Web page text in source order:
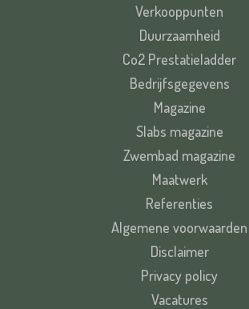
Verkooppunten
Duurzaamheid
Co2 Prestatieladder
Bedrijfsgegevens
Magazine
Slabs magazine
Zwembad magazine
Maatwerk
Referenties
Algemene voorwaarden
Disclaimer
Privacy policy
Vacatures